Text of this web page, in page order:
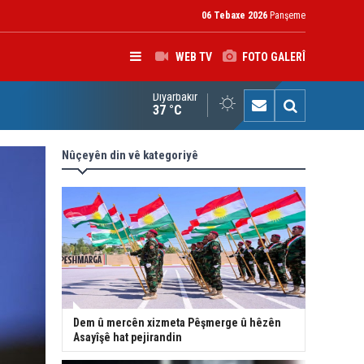
06 Tebaxe 2026 Panşeme
WEB TV FOTO GALERÎ
Gotinên Parêzgarê Kerkûkê yên li ser Madeya 140î hewldana
Diyarbakır
37 °C
Nûçeyên din vê kategoriyê
Dem û mercên xizmeta Pêşmerge û hêzên
Asayîşê hat pejirandin